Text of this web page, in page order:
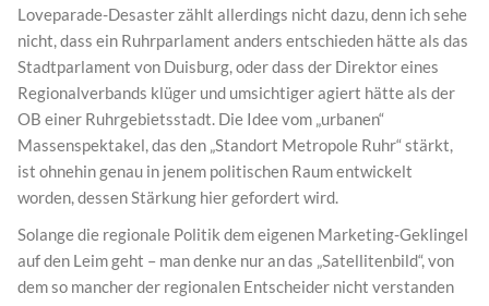
Loveparade-Desaster zählt allerdings nicht dazu, denn ich sehe
nicht, dass ein Ruhrparlament anders entschieden hätte als das
Stadtparlament von Duisburg, oder dass der Direktor eines
Regionalverbands klüger und umsichtiger agiert hätte als der
OB einer Ruhrgebietsstadt. Die Idee vom „urbanen“
Massenspektakel, das den „Standort Metropole Ruhr“ stärkt,
ist ohnehin genau in jenem politischen Raum entwickelt
worden, dessen Stärkung hier gefordert wird.
Solange die regionale Politik dem eigenen Marketing-Geklingel
auf den Leim geht – man denke nur an das „Satellitenbild“, von
dem so mancher der regionalen Entscheider nicht verstanden